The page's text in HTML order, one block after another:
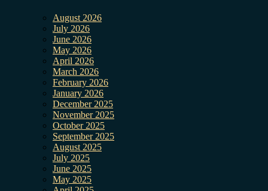
August 2026
July 2026
June 2026
May 2026
April 2026
March 2026
February 2026
January 2026
December 2025
November 2025
October 2025
September 2025
August 2025
July 2025
June 2025
May 2025